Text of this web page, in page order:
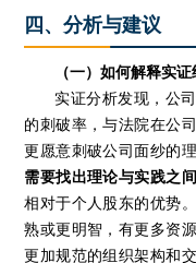
四、分析与建议
（一）如何解释实
实证分析发现，公
的刺破率，与法院在公
更愿意刺破公司面纱的
需要找出理论与实践之
相对于个人股东的优势
熟或更明智，有更多资
更加规范的组织架构和